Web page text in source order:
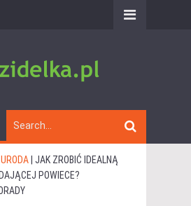
JAK ZROBIĆ IDEALNĄ
POWIECE?